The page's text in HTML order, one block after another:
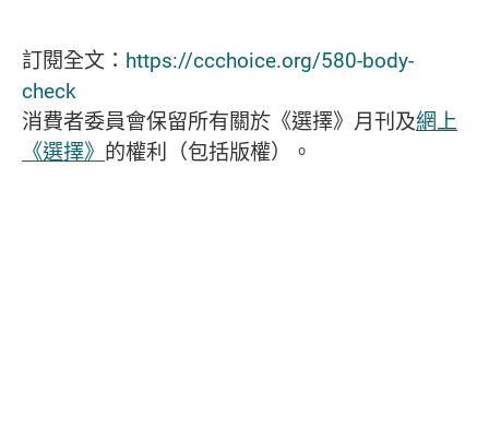
訂閱全文： https://ccchoice.org/580-body-
check
消費者委員會保留所有關於《選擇》月刊及網上
《選擇》 的權利（包括版權）。